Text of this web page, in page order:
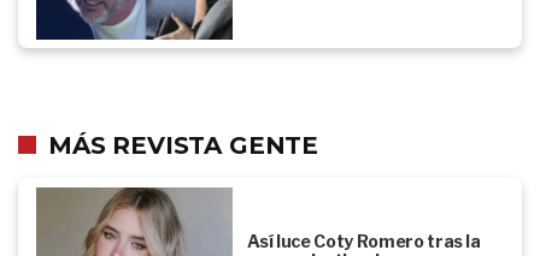
MÁS REVISTA GENTE
Así luce Coty Romero tras la